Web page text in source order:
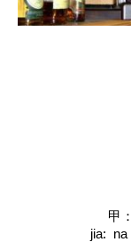
甲
jia: na